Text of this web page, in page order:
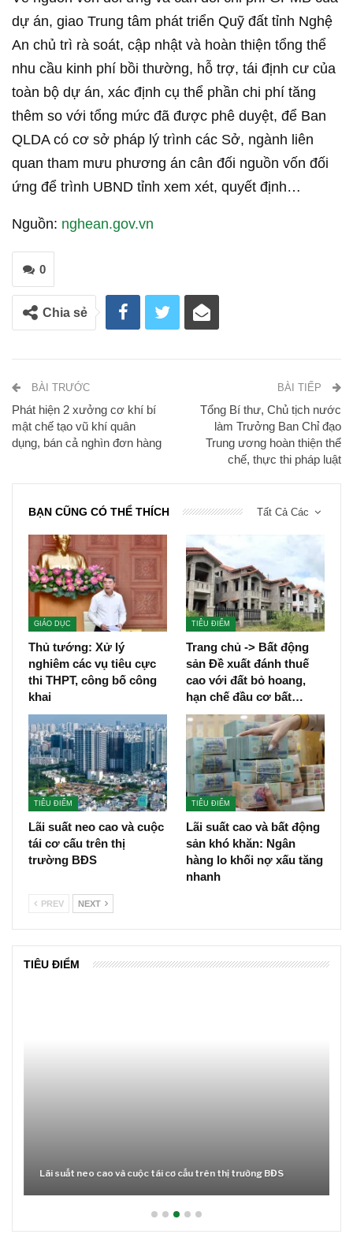
dự án, giao Trung tâm phát triển Quỹ đất tỉnh Nghệ
An chủ trì rà soát, cập nhật và hoàn thiện tổng thể
nhu cầu kinh phí bồi thường, hỗ trợ, tái định cư của
toàn bộ dự án, xác định cụ thể phần chi phí tăng
thêm so với tổng mức đã được phê duyệt, để Ban
QLDA có cơ sở pháp lý trình các Sở, ngành liên
quan tham mưu phương án cân đối nguồn vốn đối
ứng để trình UBND tỉnh xem xét, quyết định…
Nguồn: nghean.gov.vn
0
Chia sẻ
BÀI TRƯỚC
Phát hiện 2 xưởng cơ khí bí
mật chế tạo vũ khí quân
dụng, bán cả nghìn đơn hàng
BÀI TIẾP
Tổng Bí thư, Chủ tịch nước
làm Trưởng Ban Chỉ đạo
Trung ương hoàn thiện thể
chế, thực thi pháp luật
Tất Cả Các
BẠN CŨNG CÓ THỂ THÍCH
GIÁO DỤC
Thủ tướng: Xử lý
nghiêm các vụ tiêu cực
thi THPT, công bố công
khai
TIÊU ĐIỂM
Trang chủ -> Bất động
sản Đề xuất đánh thuế
cao với đất bỏ hoang,
hạn chế đầu cơ bất…
TIÊU ĐIỂM
Lãi suất neo cao và cuộc
tái cơ cấu trên thị
trường BĐS
TIÊU ĐIỂM
Lãi suất cao và bất động
sản khó khăn: Ngân
hàng lo khối nợ xấu tăng
nhanh
PREV NEXT
TIÊU ĐIỂM
Lãi suất neo cao và cuộc tái cơ cấu trên thị trường BĐS